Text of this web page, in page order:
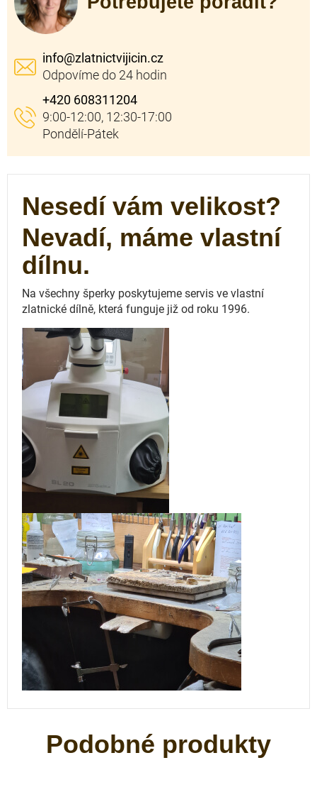
info@zlatnictvijicin.cz
+420 608311204
Nesedí vám velikost?
Nevadí, máme vlastní
dílnu.
Na všechny šperky poskytujeme servis ve vlastní
zlatnické dílně, která funguje již od roku 1996.